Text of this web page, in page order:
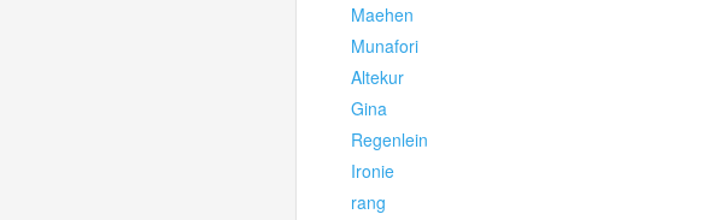
Maehen
Munafori
Altekur
Gina
Regenlein
Ironie
rang